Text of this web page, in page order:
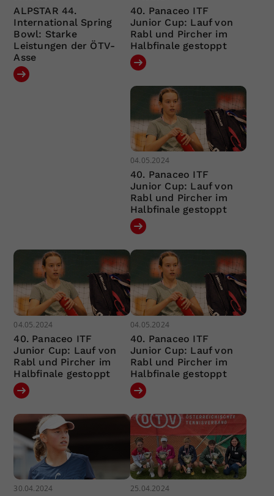
ALPSTAR 44.
International Spring
Bowl: Starke
Leistungen der ÖTV-
Asse
40. Panaceo ITF
Junior Cup: Lauf von
Rabl und Pircher im
Halbfinale gestoppt
04.05.2024
40. Panaceo ITF
Junior Cup: Lauf von
Rabl und Pircher im
Halbfinale gestoppt
04.05.2024
40. Panaceo ITF
Junior Cup: Lauf von
Rabl und Pircher im
Halbfinale gestoppt
04.05.2024
40. Panaceo ITF
Junior Cup: Lauf von
Rabl und Pircher im
Halbfinale gestoppt
30.04.2024 25.04.2024